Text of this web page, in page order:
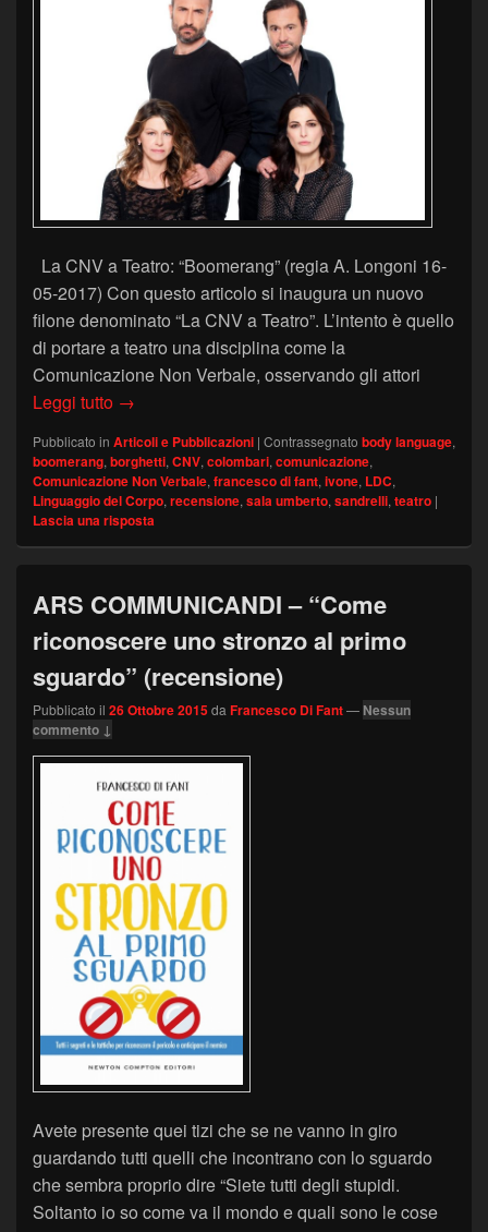
La CNV a Teatro: “Boomerang” (regia A. Longoni 16-
05-2017) Con questo articolo si inaugura un nuovo
filone denominato “La CNV a Teatro”. L’intento è quello
di portare a teatro una disciplina come la
Comunicazione Non Verbale, osservando gli attori
Leggi tutto La CNV a Teatro: “Boomerang”
→
Pubblicato in Articoli e Pubblicazioni | Contrassegnato body language,
boomerang, borghetti, CNV, colombari, comunicazione,
Comunicazione Non Verbale, francesco di fant, ivone, LDC,
Linguaggio del Corpo, recensione, sala umberto, sandrelli, teatro |
Lascia una risposta
ARS COMMUNICANDI – “Come
riconoscere uno stronzo al primo
sguardo” (recensione)
Pubblicato il 26 Ottobre 2015da Francesco Di Fant— Nessun
commento ↓
Avete presente quei tizi che se ne vanno in giro
guardando tutti quelli che incontrano con lo sguardo
che sembra proprio dire “Siete tutti degli stupidi.
Soltanto io so come va il mondo e quali sono le cose